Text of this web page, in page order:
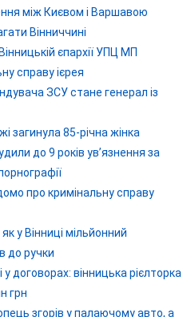
між Києвом і Варшавою
Вінниччині
єпархії УПЦ МП
справу ієрея
ЗСУ стане генерал із
загинула 85-річна жінка
до 9 років ув’язнення за
про кримінальну справу
у Вінниці мільйонний
до ручки
договорах: вінницька рієлторка
грн
згорів у палаючому авто, а